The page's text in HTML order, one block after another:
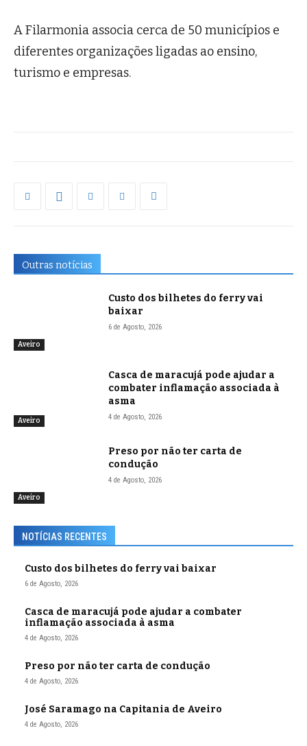
A Filarmonia associa cerca de 50 municípios e
diferentes organizações ligadas ao ensino,
turismo e empresas.
Outras notícias
Aveiro
Custo dos bilhetes do ferry vai
baixar
6 de Agosto, 2026
Aveiro
Casca de maracujá pode ajudar a
combater inflamação associada à
asma
4 de Agosto, 2026
Aveiro
Preso por não ter carta de
condução
4 de Agosto, 2026
NOTÍCIAS RECENTES
Custo dos bilhetes do ferry vai baixar
6 de Agosto, 2026
Casca de maracujá pode ajudar a combater
inflamação associada à asma
4 de Agosto, 2026
Preso por não ter carta de condução
4 de Agosto, 2026
José Saramago na Capitania de Aveiro
4 de Agosto, 2026